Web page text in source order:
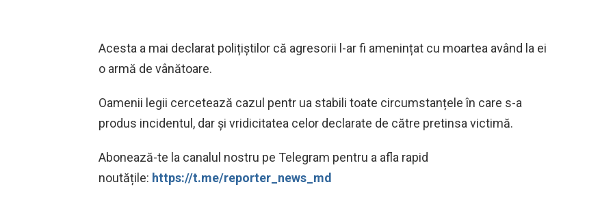
Acesta a mai declarat polițiștilor că agresorii l-ar fi amenințat cu moartea având la ei
o armă de vânătoare.
Oamenii legii cercetează cazul pentr ua stabili toate circumstanțele în care s-a
produs incidentul, dar și vridicitatea celor declarate de către pretinsa victimă.
Abonează-te la canalul nostru pe Telegram pentru a afla rapid
noutățile: https://t.me/reporter_news_md